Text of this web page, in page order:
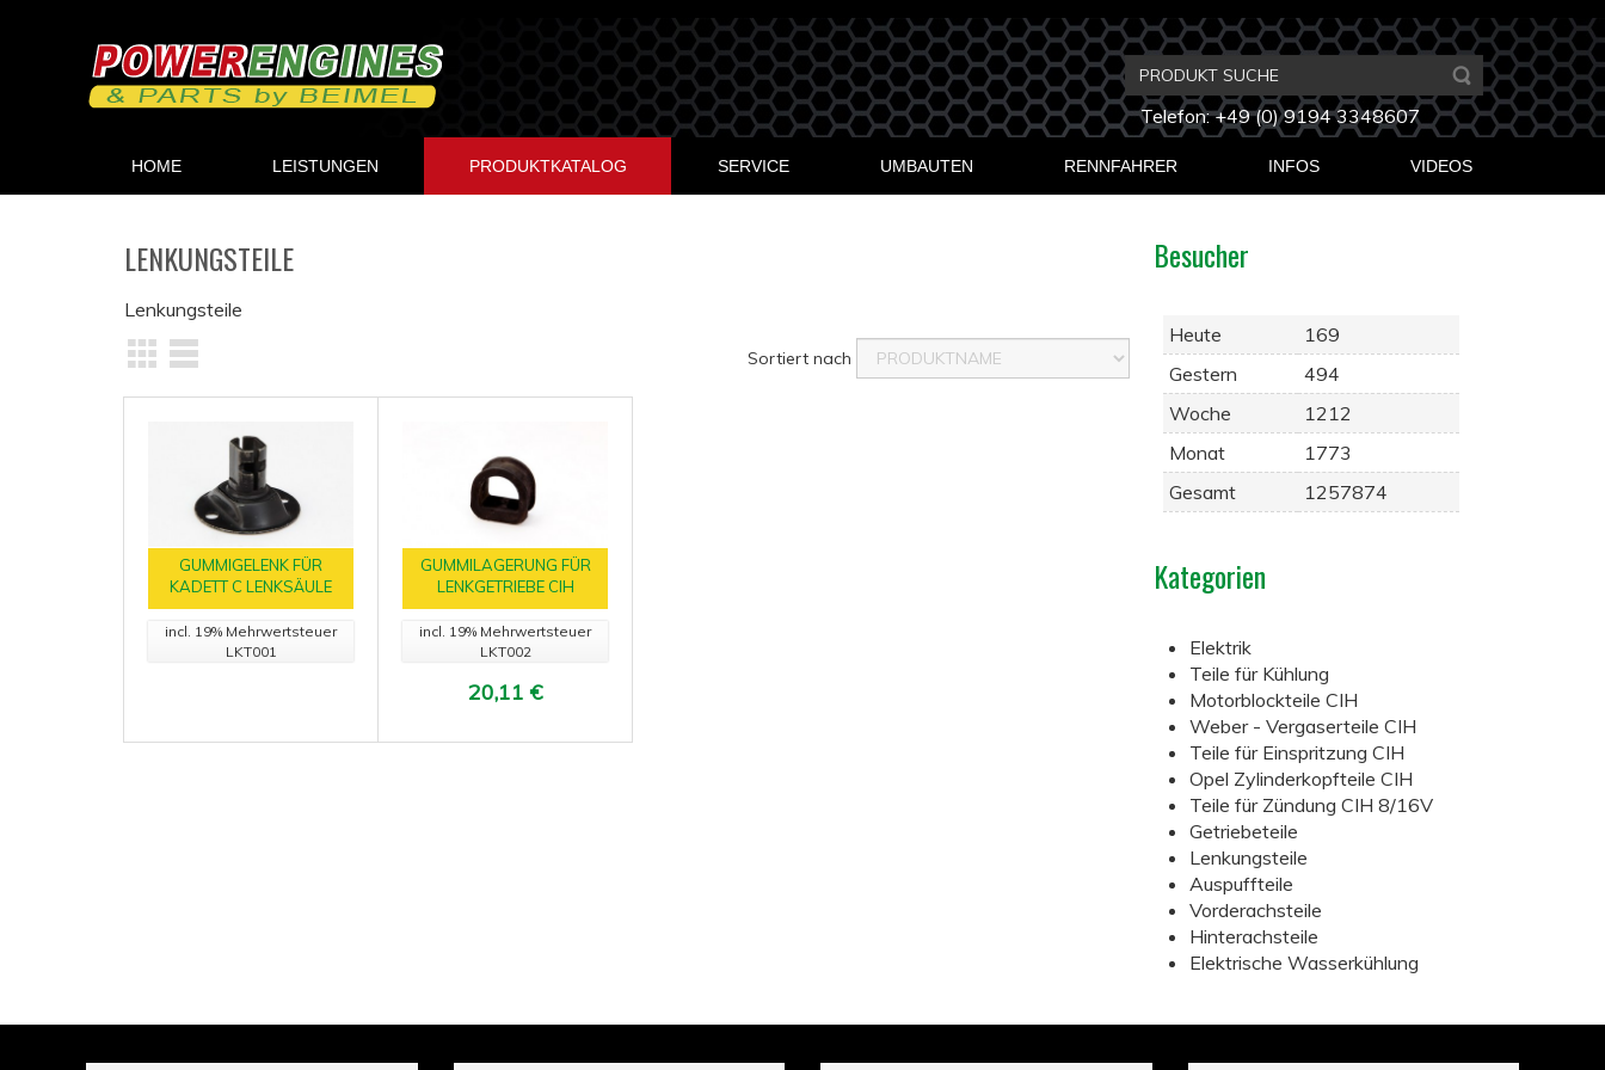
Telefon: +49 (0) 9194 3348607
HOME LEISTUNGEN PRODUKTKATALOG SERVICE UMBAUTEN RENNFAHRER INFOS VIDEOS
LENKUNGSTEILE
Lenkungsteile
Sortiert nach
GUMMIGELENK FÜR
KADETT C LENKSÄULE
incl. 19% Mehrwertsteuer
LKT001
GUMMILAGERUNG FÜR
LENKGETRIEBE CIH
incl. 19% Mehrwertsteuer
LKT002
20,11 €
Besucher
Heute
169
Gestern
494
Woche
1212
Monat
1773
Gesamt
1257874
Kategorien
Elektrik
Teile für Kühlung
Motorblockteile CIH
Weber - Vergaserteile CIH
Teile für Einspritzung CIH
Opel Zylinderkopfteile CIH
Teile für Zündung CIH 8/16V
Getriebeteile
Lenkungsteile
Auspuffteile
Vorderachsteile
Hinterachsteile
Elektrische Wasserkühlung